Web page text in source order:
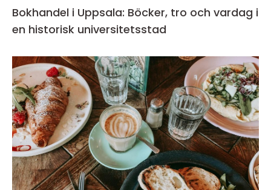
Bokhandel i Uppsala: Böcker, tro och vardag i
en historisk universitetsstad